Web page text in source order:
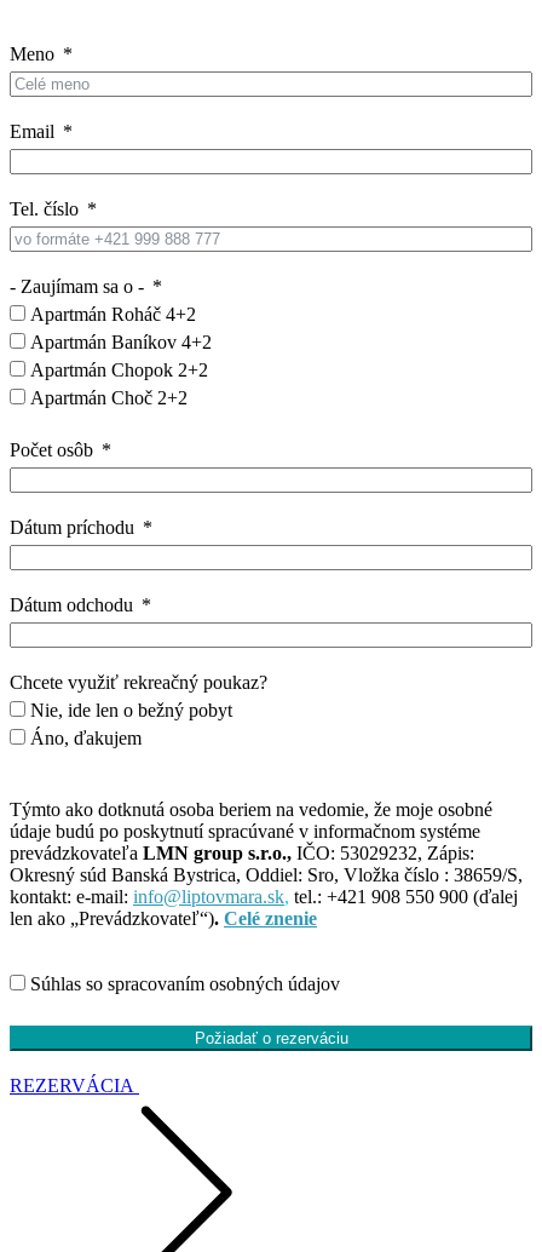
Meno
Email
Tel. číslo
- Zaujímam sa o -
Apartmán Roháč 4+2
Apartmán Baníkov 4+2
Apartmán Chopok 2+2
Apartmán Choč 2+2
Počet osôb
Dátum príchodu
Dátum odchodu
Chcete využiť rekreačný poukaz?
Nie, ide len o bežný pobyt
Áno, ďakujem
Týmto ako dotknutá osoba beriem na vedomie, že moje osobné
údaje budú po poskytnutí spracúvané v informačnom systéme
prevádzkovateľa LMN group s.r.o., IČO: 53029232, Zápis:
Okresný súd Banská Bystrica, Oddiel: Sro, Vložka číslo : 38659/S,
kontakt: e-mail: info@liptovmara.sk, tel.: +421 908 550 900 (ďalej
len ako „Prevádzkovateľ“). Celé znenie
Súhlas so spracovaním osobných údajov
Požiadať o rezerváciu
REZERVÁCIA